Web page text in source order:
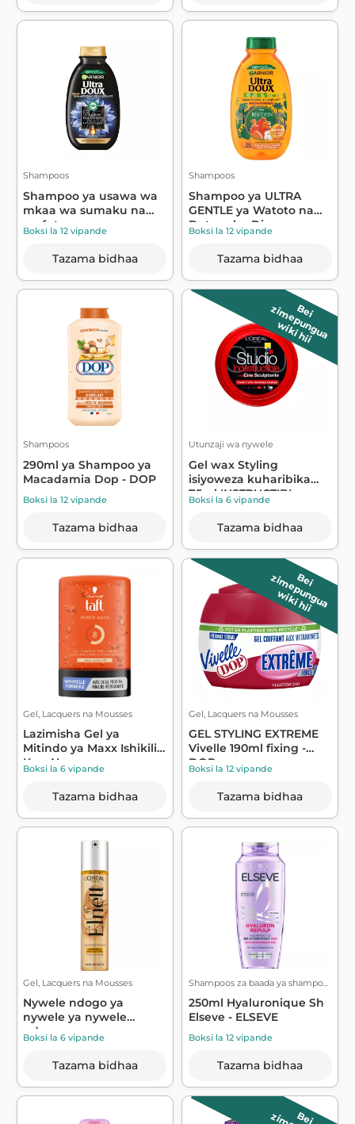
Shampoos
Shampoo ya usawa wa
mkaa wa sumaku na
mafuta ya maua ...
Boksi la 12 vipande
Tazama bidhaa
Shampoos
Shampoo ya ULTRA
GENTLE ya Watoto na
Detangler Disney...
Boksi la 12 vipande
Tazama bidhaa
Shampoos
290ml ya Shampoo ya
Macadamia Dop - DOP
Boksi la 12 vipande
Tazama bidhaa
B
e
i
z
im
e
p
u
n
g
u
a
wiki hii
Utunzaji wa nywele
Gel wax Styling
isiyoweza kuharibika
75ml INSTRUCTIBL...
Boksi la 6 vipande
Tazama bidhaa
Gel, Lacquers na Mousses
Lazimisha Gel ya
Mitindo ya Maxx Ishikilie
Kwa Nguvu ...
Boksi la 6 vipande
Tazama bidhaa
B
e
i
z
im
e
p
u
n
g
u
a
wiki hii
Gel, Lacquers na Mousses
GEL STYLING EXTREME
Vivelle 190ml fixing -
DOP
Boksi la 12 vipande
Tazama bidhaa
Gel, Lacquers na Mousses
Nywele ndogo ya
nywele ya nywele
ndogo na nguvu ya ma...
Boksi la 6 vipande
Tazama bidhaa
Shampoos za baada ya shampo...
250ml Hyaluronique Sh
Elseve - ELSEVE
Boksi la 12 vipande
Tazama bidhaa
B
e
i
z
im
e
p
u
n
g
u
a